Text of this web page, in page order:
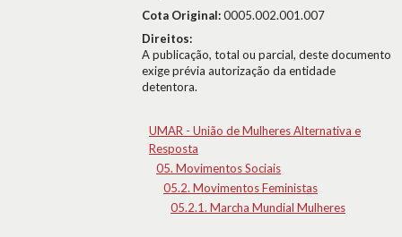
Cota Original:0005.002.001.007
Direitos:
A publicação, total ou parcial, deste documento
exige prévia autorização da entidade
detentora.
UMAR - União de Mulheres Alternativa e
Resposta
05. Movimentos Sociais
05.2. Movimentos Feministas
05.2.1. Marcha Mundial Mulheres